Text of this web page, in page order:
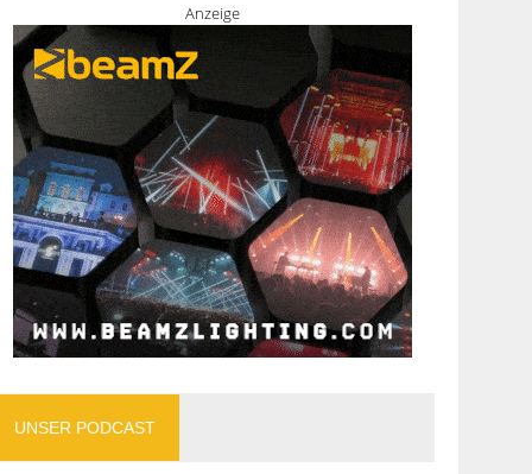
Anzeige
UNSER PODCAST